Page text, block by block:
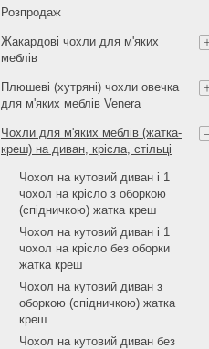
Розпродаж
Жакардові чохли для м'яких
меблів
Плюшеві (хутряні) чохли овечка
для м'яких меблів Venera
Чохли для м'яких меблів (жатка-
креш) на диван, крісла, стільці
Чохол на кутовий диван і 1
чохол на крісло з оборкою
(спідничкою) жатка креш
Чохол на кутовий диван і 1
чохол на крісло без оборки
жатка креш
Чохол на кутовий диван з
оборкою (спідничкою) жатка
креш
Чохол на кутовий диван без